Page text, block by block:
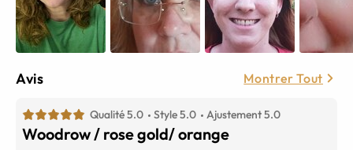
Avis Montrer Tout
Qualité 5.0 Style 5.0 Ajustement 5.0
Woodrow / rose gold/ orange